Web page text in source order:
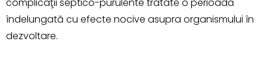
complicaţii septico-purulente tratate o perioadă
îndelungată cu efecte nocive asupra organismului în
dezvoltare.